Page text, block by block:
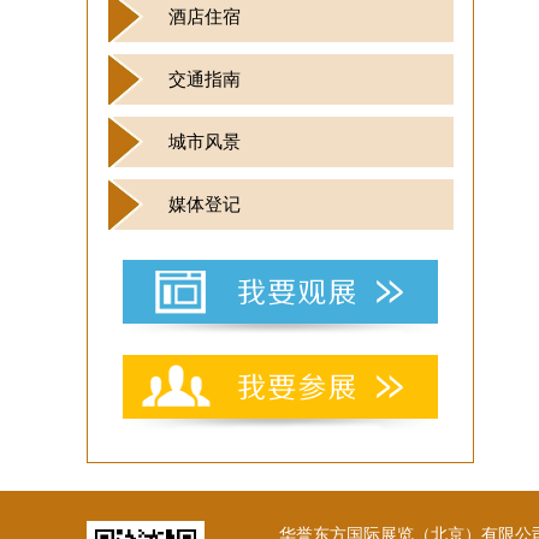
酒店住宿
交通指南
城市风景
媒体登记
华誉东方国际展览（北京）有限公